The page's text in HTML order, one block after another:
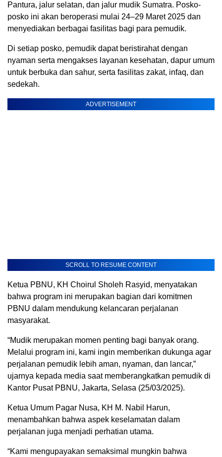
Pantura, jalur selatan, dan jalur mudik Sumatra. Posko-
posko ini akan beroperasi mulai 24–29 Maret 2025 dan
menyediakan berbagai fasilitas bagi para pemudik.
Di setiap posko, pemudik dapat beristirahat dengan
nyaman serta mengakses layanan kesehatan, dapur umum
untuk berbuka dan sahur, serta fasilitas zakat, infaq, dan
sedekah.
ADVERTISEMENT
SCROLL TO RESUME CONTENT
Ketua PBNU, KH Choirul Sholeh Rasyid, menyatakan
bahwa program ini merupakan bagian dari komitmen
PBNU dalam mendukung kelancaran perjalanan
masyarakat.
“Mudik merupakan momen penting bagi banyak orang.
Melalui program ini, kami ingin memberikan dukunga agar
perjalanan pemudik lebih aman, nyaman, dan lancar,”
ujarnya kepada media saat memberangkatkan pemudik di
Kantor Pusat PBNU, Jakarta, Selasa (25/03/2025).
Ketua Umum Pagar Nusa, KH M. Nabil Harun,
menambahkan bahwa aspek keselamatan dalam
perjalanan juga menjadi perhatian utama.
“Kami mengupayakan semaksimal mungkin bahwa